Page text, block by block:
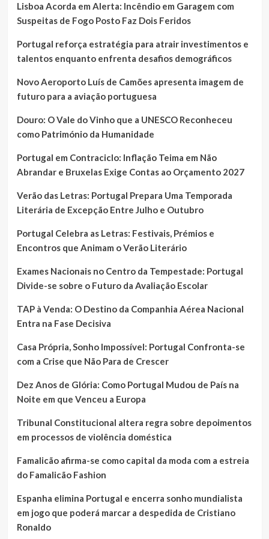
Lisboa Acorda em Alerta: Incêndio em Garagem com
Suspeitas de Fogo Posto Faz Dois Feridos
Portugal reforça estratégia para atrair investimentos e
talentos enquanto enfrenta desafios demográficos
Novo Aeroporto Luís de Camões apresenta imagem de
futuro para a aviação portuguesa
Douro: O Vale do Vinho que a UNESCO Reconheceu
como Património da Humanidade
Portugal em Contraciclo: Inflação Teima em Não
Abrandar e Bruxelas Exige Contas ao Orçamento 2027
Verão das Letras: Portugal Prepara Uma Temporada
Literária de Excepção Entre Julho e Outubro
Portugal Celebra as Letras: Festivais, Prémios e
Encontros que Animam o Verão Literário
Exames Nacionais no Centro da Tempestade: Portugal
Divide-se sobre o Futuro da Avaliação Escolar
TAP à Venda: O Destino da Companhia Aérea Nacional
Entra na Fase Decisiva
Casa Própria, Sonho Impossível: Portugal Confronta-se
com a Crise que Não Para de Crescer
Dez Anos de Glória: Como Portugal Mudou de País na
Noite em que Venceu a Europa
Tribunal Constitucional altera regra sobre depoimentos
em processos de violência doméstica
Famalicão afirma-se como capital da moda com a estreia
do Famalicão Fashion
Espanha elimina Portugal e encerra sonho mundialista
em jogo que poderá marcar a despedida de Cristiano
Ronaldo